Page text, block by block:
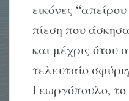
εικόνες
πίεση που
και μέχρις ότου
τελευταίο
Γεωργόπουλο,